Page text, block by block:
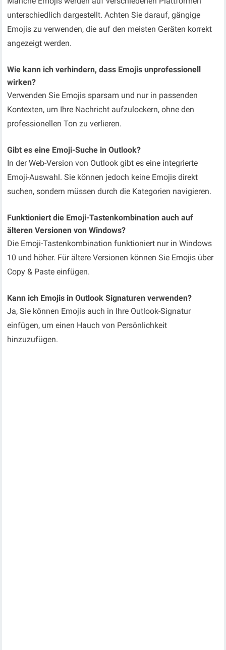
unterschiedlich dargestellt. Achten Sie darauf, gängige
Emojis zu verwenden, die auf den meisten Geräten korrekt
angezeigt werden.
Wie kann ich verhindern, dass Emojis unprofessionell
wirken?
Verwenden Sie Emojis sparsam und nur in passenden
Kontexten, um Ihre Nachricht aufzulockern, ohne den
professionellen Ton zu verlieren.
Gibt es eine Emoji-Suche in Outlook?
In der Web-Version von Outlook gibt es eine integrierte
Emoji-Auswahl. Sie können jedoch keine Emojis direkt
suchen, sondern müssen durch die Kategorien navigieren.
Funktioniert die Emoji-Tastenkombination auch auf
älteren Versionen von Windows?
Die Emoji-Tastenkombination funktioniert nur in Windows
10 und höher. Für ältere Versionen können Sie Emojis über
Copy & Paste einfügen.
Kann ich Emojis in Outlook Signaturen verwenden?
Ja, Sie können Emojis auch in Ihre Outlook-Signatur
einfügen, um einen Hauch von Persönlichkeit
hinzuzufügen.